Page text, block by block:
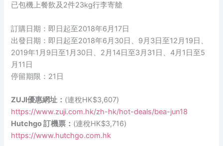
已包機上餐飲及2件23kg行李寄艙
訂購日期：即日起至2018年6月17日
出發日期：即日起至2018年6月30日、9月3日至12月19日、
2019年1月9日至1月30日、2月14日至3月31日、4月1日至5
月11日
停留期限：21日
ZUJI優惠網址： (連稅HK$3,607)
https://www.zuji.com.hk/zh-hk/hot-deals/bea-jun18
Hutchgo 訂機票： (連稅HK$3,716)
https://www.hutchgo.com.hk